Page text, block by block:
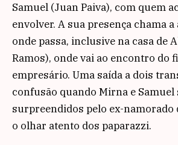
Samuel (Juan Paiva), com quem
envolver. A sua presença chama a
onde passa, inclusive na casa de
Ramos), onde vai ao encontro do
empresário. Uma saída a dois
confusão quando Mirna e Samuel
surpreendidos pelo ex-namorado
o olhar atento dos paparazzi.